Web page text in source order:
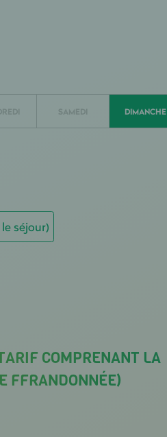
SAMEDI DIMANCHE
séjour)
COMPRENANT LA
FFRANDONNÉE)